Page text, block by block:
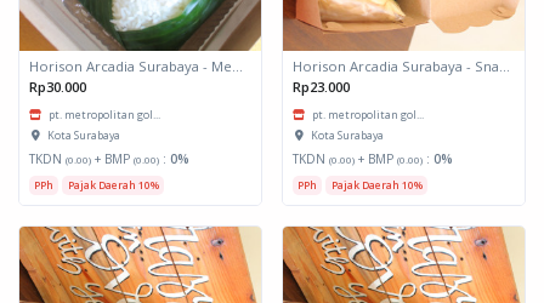
Rp30.000
pt. metropolitan gol...
Kota Surabaya
TKDN (0.00) + BMP (0.00) : 0%
PPh Pajak Daerah 10%
Rp23.000
pt. metropolitan gol...
Kota Surabaya
TKDN (0.00) + BMP (0.00) : 0%
PPh Pajak Daerah 10%